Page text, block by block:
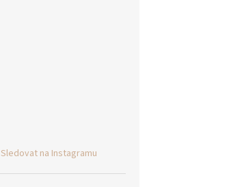
Sledovat na Instagramu